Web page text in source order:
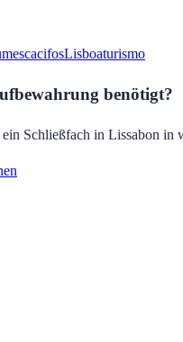
cacifosLisboaturismo
benötigt?
Schließfach in Lissabon in